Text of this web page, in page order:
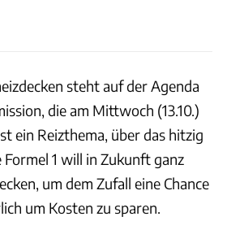
steht auf der Agenda
die am Mittwoch (13.10.)
ein Reizthema, über das hitzig
1 will in Zukunft ganz
um dem Zufall eine Chance
um Kosten zu sparen.